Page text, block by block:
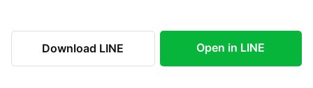
Download LINE Open in LINE